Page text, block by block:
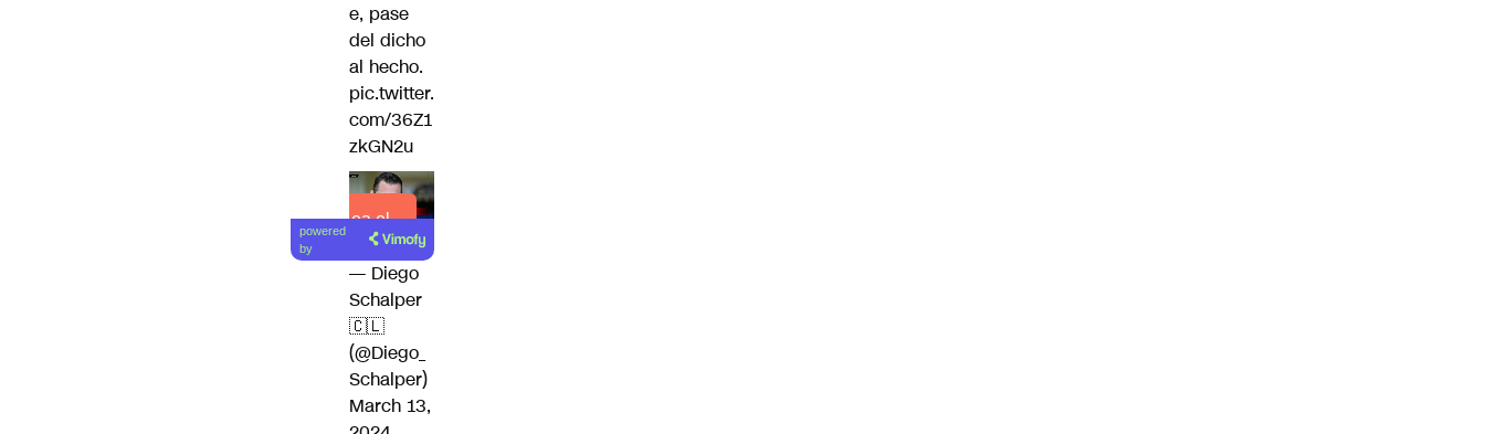
e, pase
del dicho
al hecho.
pic.twitter.
com/36Z1
zkGN2u
Lea el
artículo
powered
by
— Diego
Schalper
🇨🇱
(@Diego_
Schalper)
March 13,